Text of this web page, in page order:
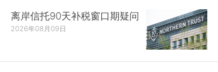
离岸信托90天补税窗口期疑问
2026年08月09日